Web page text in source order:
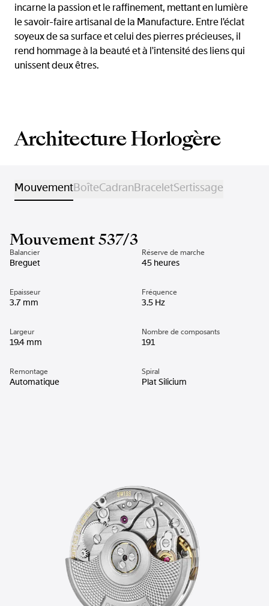
incarne la passion et le raffinement, mettant en lumière
le savoir-faire artisanal de la Manufacture. Entre l'éclat
soyeux de sa surface et celui des pierres précieuses, il
rend hommage à la beauté et à l'intensité des liens qui
unissent deux êtres.
Architecture Horlogère
MouvementBoîteCadranBraceletSertissage
Mouvement 537/3
Balancier
Breguet
Réserve de marche
45 heures
Epaisseur
3.7 mm
Fréquence
3.5 Hz
Largeur
19.4 mm
Nombre de composants
191
Remontage
Automatique
Spiral
Plat Silicium